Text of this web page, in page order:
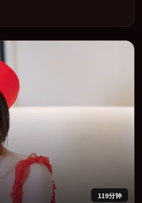
演与视听上力求统一。定于
台同步亮相，2025 年度话题片中口
光的观众完整观看。
119分钟